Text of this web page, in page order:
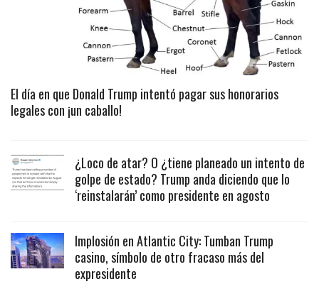
El día en que Donald Trump intentó pagar sus honorarios
legales con ¡un caballo!
¿Loco de atar? O ¿tiene planeado un intento de
golpe de estado? Trump anda diciendo que lo
‘reinstalarán’ como presidente en agosto
Implosión en Atlantic City: Tumban Trump
casino, símbolo de otro fracaso más del
expresidente